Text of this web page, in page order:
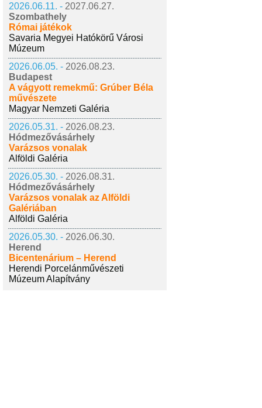
2026.06.11. - 2027.06.27.
Szombathely
Római játékok
Savaria Megyei Hatókörű Városi
Múzeum
2026.06.05. - 2026.08.23.
Budapest
A vágyott remekmű: Grúber Béla
művészete
Magyar Nemzeti Galéria
2026.05.31. - 2026.08.23.
Hódmezővásárhely
Varázsos vonalak
Alföldi Galéria
2026.05.30. - 2026.08.31.
Hódmezővásárhely
Varázsos vonalak az Alföldi
Galériában
Alföldi Galéria
2026.05.30. - 2026.06.30.
Herend
Bicentenárium – Herend
Herendi Porcelánművészeti
Múzeum Alapítvány